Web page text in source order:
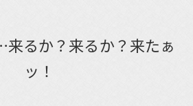
るか？来るか？来たぁ
ッ！